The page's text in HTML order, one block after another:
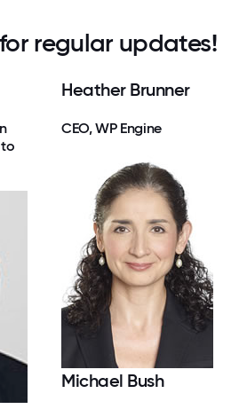
regular updates!
Heather Brunner
CEO, WP Engine
Michael Bush